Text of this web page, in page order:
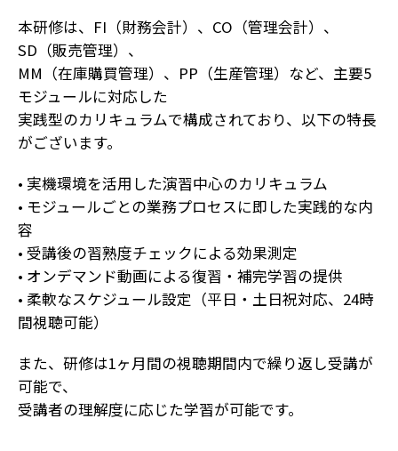
本研修は、FI（財務会計）、CO（管理会計）、
SD（販売管理）、
MM（在庫購買管理）、PP（生産管理）など、主要5
モジュールに対応した
実践型のカリキュラムで構成されており、以下の特長
がございます。
• 実機環境を活用した演習中心のカリキュラム
• モジュールごとの業務プロセスに即した実践的な内
容
• 受講後の習熟度チェックによる効果測定
• オンデマンド動画による復習・補完学習の提供
• 柔軟なスケジュール設定（平日・土日祝対応、24時
間視聴可能）
また、研修は1ヶ月間の視聴期間内で繰り返し受講が
可能で、
受講者の理解度に応じた学習が可能です。